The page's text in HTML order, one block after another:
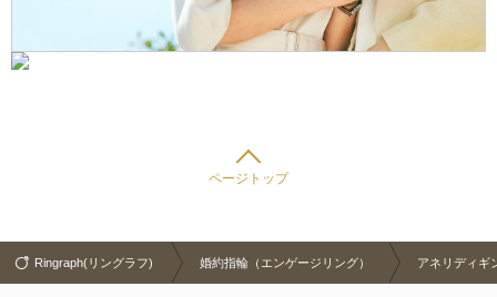
ページトップ
Ringraph(リングラフ) 婚約指輪（エンゲージリング） アネリディギ